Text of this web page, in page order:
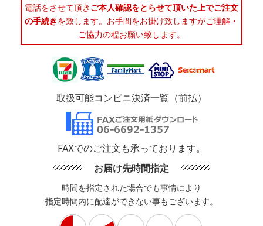
電話をさせて頂き ご本人確認をとらせて頂いた上でご注文
の手続きを致します。お手間をお掛け致しますがご理解・
ご協力の程お願い致します。
取扱可能コンビニ決済一覧（前払）
FAXでのご注文も承っております。
お届け先時間指定
時間を指定された場合でも事情により
指定時間内に配達ができない事もございます。